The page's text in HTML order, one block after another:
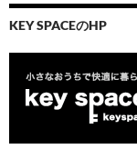
KEY SPACEのHP